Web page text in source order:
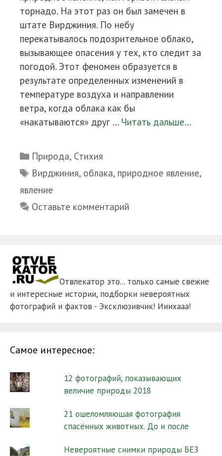
торнадо. На этот раз он был замечен в
штате Вирджиния. По небу
перекатывалось подозрительное облако,
вызывающее опасения у тех, кто следит за
погодой. Этот феномен образуется в
результате определенных изменений в
температуре воздуха и направлении
ветра, когда облака как бы
«накатываются» друг … Читать дальше…
Рубрики
Природа, Стихия
Метки
Вирджиния, облака, природное явление,
явление
Оставьте комментарий
Отвлекатор это... только самые свежие
и интересные истории, подборки невероятных
фотографий и фактов - Эксклюзивчик! Ииихааа!
Самое интересное:
12 фотографий, показывающих
величие природы 2018
21 ошеломляющая фотография
спасённых животных. До и после
Невероятные снимки природы БЕЗ